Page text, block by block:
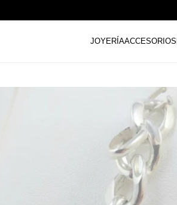
JOYERÍAACCESORIOS